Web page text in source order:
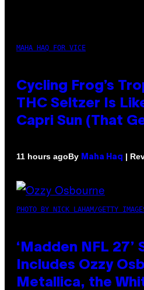
MAHA HAQ FOR VICE
Cycling Frog’s
THC Seltzer Is
Capri Sun (That
11 hours agoBy Maha Haq |
PHOTO BY NICK LAHAM/GETTY
‘Madden NFL 27’
Includes Ozzy
Metallica, the